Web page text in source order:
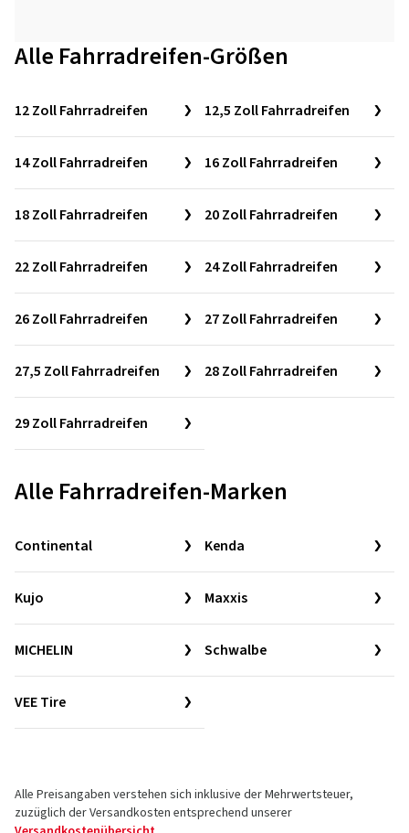
Alle Fahrradreifen-Größen
12 Zoll Fahrradreifen 12,5 Zoll Fahrradreifen
14 Zoll Fahrradreifen 16 Zoll Fahrradreifen
18 Zoll Fahrradreifen 20 Zoll Fahrradreifen
22 Zoll Fahrradreifen 24 Zoll Fahrradreifen
26 Zoll Fahrradreifen 27 Zoll Fahrradreifen
27,5 Zoll Fahrradreifen 28 Zoll Fahrradreifen
29 Zoll Fahrradreifen
Alle Fahrradreifen-Marken
Continental Kenda
Kujo Maxxis
MICHELIN Schwalbe
VEE Tire
Alle Preisangaben verstehen sich inklusive der Mehrwertsteuer,
zuzüglich der Versandkosten entsprechend unserer